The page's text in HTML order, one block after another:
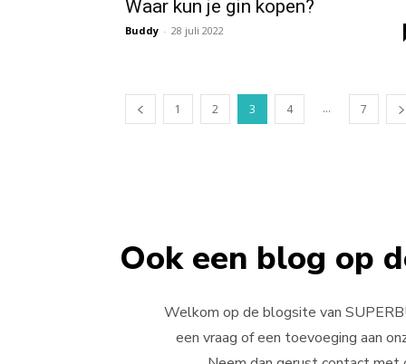
Waar kun je gin kopen?
Buddy - 28 juli 2022
1 2 3 4 ... 7
Ook een blog op
Welkom op de blogsite van
een vraag of een toevoeging aan